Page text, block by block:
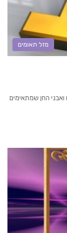
מזל תאומים
החן שמתאימים